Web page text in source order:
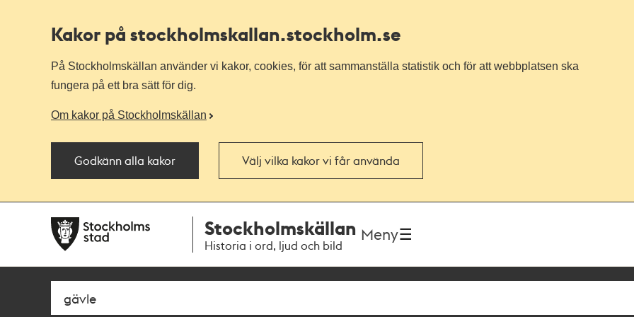
Kakor på stockholmskallan.stockholm.se
På Stockholmskällan använder vi kakor, cookies, för att sammanställa statistik och för att webbplatsen ska
fungera på ett bra sätt för dig.
Om kakor på Stockholmskällan
Godkänn alla kakor Välj vilka kakor vi får använda
navigationen
huvudinnehållet
Stockholmskällan
Historia i ord, ljud och bild
Meny
Sök